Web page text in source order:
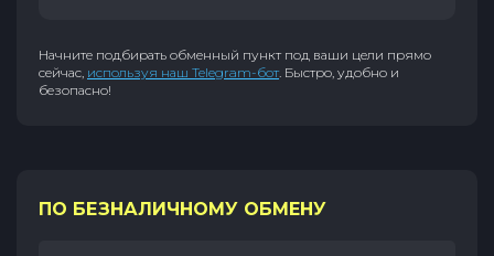
Начните подбирать обменный пункт под ваши цели прямо
сейчас, используя наш Telegram-бот. Быстро, удобно и
безопасно!
ПО БЕЗНАЛИЧНОМУ ОБМЕНУ